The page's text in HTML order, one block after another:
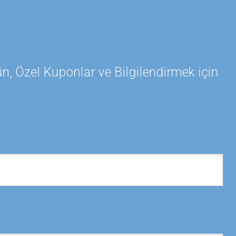
Özel Kuponlar ve Bilgilendirmek için